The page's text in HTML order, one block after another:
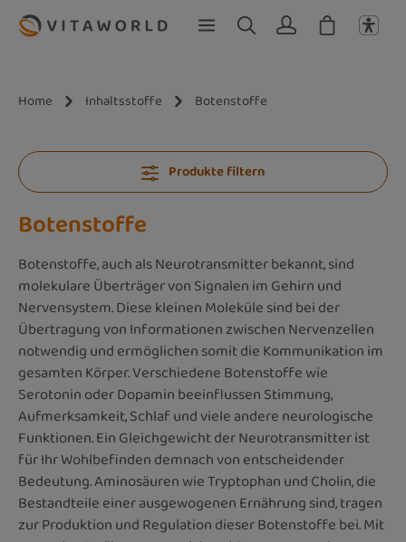
Zum Hauptinhalt springen
Home Inhaltsstoffe Botenstoffe
Produkte filtern
Botenstoffe
Botenstoffe, auch als Neurotransmitter bekannt, sind
molekulare Überträger von Signalen im Gehirn und
Nervensystem. Diese kleinen Moleküle sind bei der
Übertragung von Informationen zwischen Nervenzellen
notwendig und ermöglichen somit die Kommunikation im
gesamten Körper. Verschiedene Botenstoffe wie
Serotonin oder Dopamin beeinflussen Stimmung,
Aufmerksamkeit, Schlaf und viele andere neurologische
Funktionen. Ein Gleichgewicht der Neurotransmitter ist
für Ihr Wohlbefinden demnach von entscheidender
Bedeutung. Aminosäuren wie Tryptophan und Cholin, die
Bestandteile einer ausgewogenen Ernährung sind, tragen
zur Produktion und Regulation dieser Botenstoffe bei. Mit